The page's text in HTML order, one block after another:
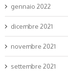
gennaio 2022
dicembre 2021
novembre 2021
settembre 2021